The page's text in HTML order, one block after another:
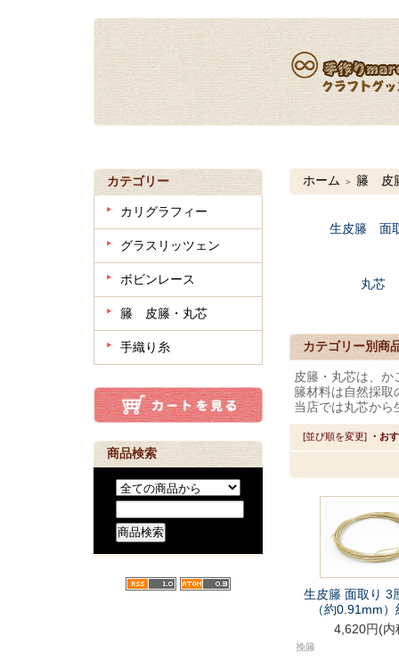
カテゴリー
カリグラフィー
グラスリッツェン
ボビンレース
籐 皮籐・丸芯
手織り糸
商品検索
ホーム ＞ 籐 皮
生皮籐 面
丸芯
カテゴリー別商
皮籐・丸芯は、
籐材料は自然採取
当店では丸芯から
[並び順を変更] ・お
生皮籐 面取
（約0.91mm
4,620円(内
挽籐